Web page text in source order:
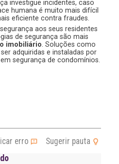
investigue incidentes, caso
humana é muito mais difícil
eficiente contra fraudes.
aos seus residentes
de segurança são mais
imobiliário . Soluções como
adquiridas e instaladas por
segurança de condomínios.
erro
Sugerir pauta